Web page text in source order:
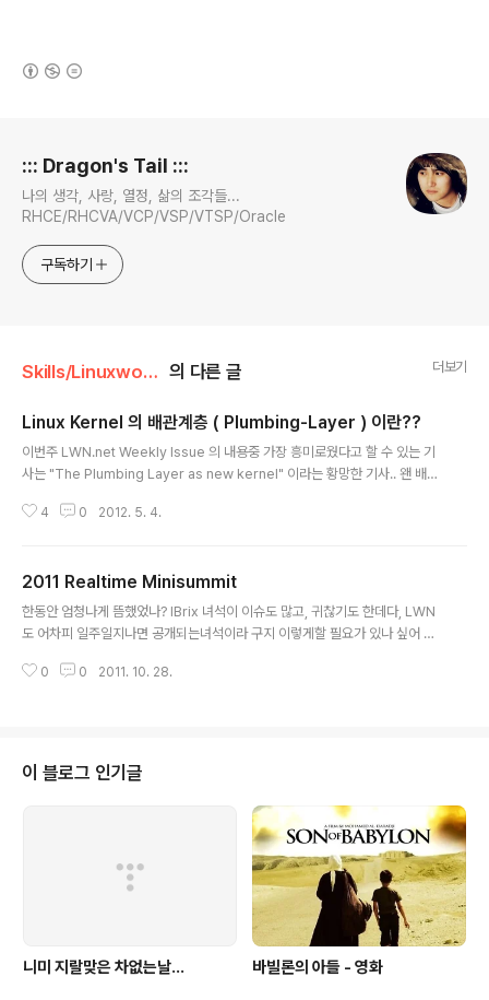
::: Dragon's Tail :::
나의 생각, 사랑, 열정, 삶의 조각들...
RHCE/RHCVA/VCP/VSP/VTSP/Oracle
구독하기
Skills/Linuxworld 의 다른 글 더보기
Linux Kernel 의 배관계층 ( Plumbing-Layer ) 이란??
이번주 LWN.net Weekly Issue 의 내용중 가장 흥미로웠다고 할 수 있는 기
사는 "The Plumbing Layer as new kernel" 이라는 황망한 기사.. 왠 배관
yer 가 무엇인지에 대해서 설명을 해줘야할거같다. ( 좀 알아서들 찾아보라고!!
한 Driver 및 그것들간의 문맥전달 등을 위한 마치 "배관" 과도 같은 구조로 이
루어져 있다. Arichitect 의 관점에서 보여지는게 많아 좀 그렇겠지만, 건축으
로 따진다면, 모..
4 0 2012. 5. 4.
2011 Realtime Minisummit
한동안 엄청나게 뜸했었나? IBrix 녀석이 이슈도 많고, 귀찮기도 한데다, LWN
도 어차피 일주일지나면 공개되는녀석이라 구지 이렇게할 필요가 있나 싶어 패
단 2011년 RT Minisummit 이 10월 22일 프라하 ( Prague 라는데 영어식
데, 회의 내용은 다음과 같다. 1. Per-CPU data 2. Software interrupts 3.
Ups..
0 0 2011. 10. 28.
이 블로그 인기글
니미 지랄맞은 차없는날... 바빌론의 아들 - 영화